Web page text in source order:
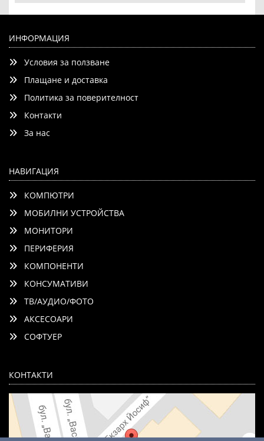
ИНФОРМАЦИЯ
Условия за ползване
Плащане и доставка
Политика за поверителност
Контакти
За нас
НАВИГАЦИЯ
КОМПЮТРИ
МОБИЛНИ УСТРОЙСТВА
МОНИТОРИ
ПЕРИФЕРИЯ
КОМПОНЕНТИ
КОНСУМАТИВИ
ТВ/АУДИО/ФОТО
АКСЕСОАРИ
СОФТУЕР
КОНТАКТИ